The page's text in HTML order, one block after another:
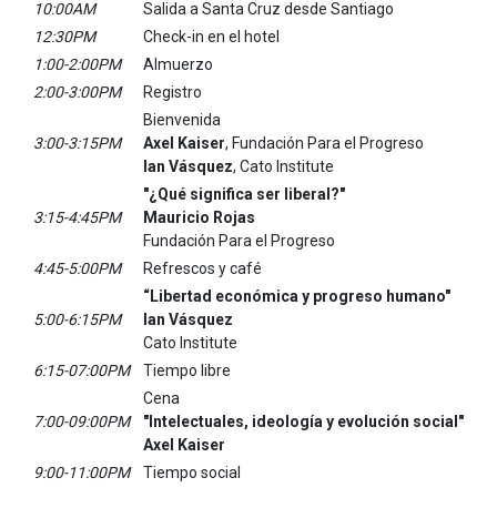
10:00AM
Salida a Santa Cruz desde Santiago
12:30PM
Check-in en el hotel
1:00-2:00PM
Almuerzo
2:00-3:00PM
Registro
3:00-3:15PM
Bienvenida
Axel Kaiser, Fundación Para el Progreso
Ian Vásquez, Cato Institute
3:15-4:45PM
"¿Qué significa ser liberal?"
Mauricio Rojas
Fundación Para el Progreso
4:45-5:00PM
Refrescos y café
5:00-6:15PM
“Libertad económica y progreso humano"
Ian Vásquez
Cato Institute
6:15-07:00PM
Tiempo libre
7:00-09:00PM
Cena
"Intelectuales, ideología y evolución social"
Axel Kaiser
9:00-11:00PM
Tiempo social